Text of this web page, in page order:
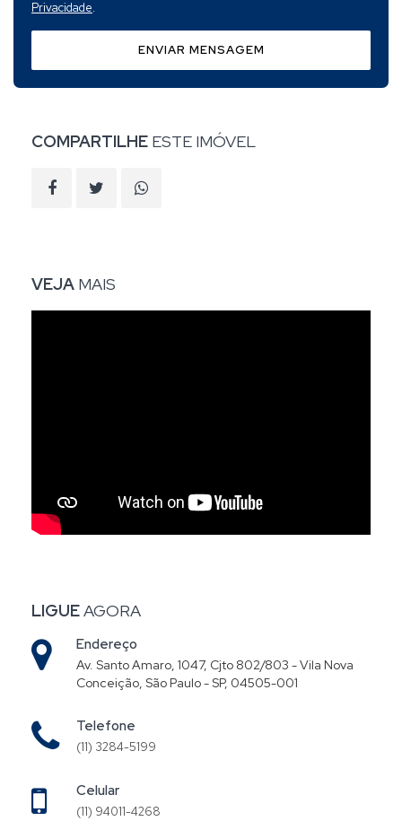
Privacidade.
ENVIAR MENSAGEM
COMPARTILHE ESTE IMÓVEL
VEJA MAIS
LIGUEAGORA
Endereço
Av. Santo Amaro, 1047, Cjto 802/803 - Vila Nova
Conceição, São Paulo - SP, 04505-001
Telefone
(11) 3284-5199
Celular
(11) 94011-4268